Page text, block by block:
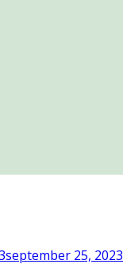
september 25, 2023